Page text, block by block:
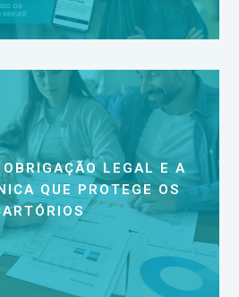
LEGAL E A
QUE PROTEGE OS